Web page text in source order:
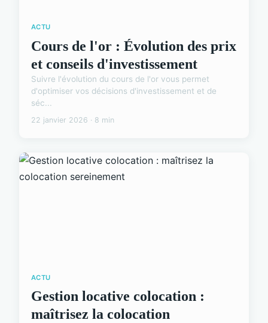
ACTU
Cours de l'or : Évolution des prix
et conseils d'investissement
Suivre l'évolution du cours de l'or vous permet
d'optimiser vos décisions d'investissement et de
séc...
22 janvier 2026 · 8 min
ACTU
Gestion locative colocation :
maîtrisez la colocation